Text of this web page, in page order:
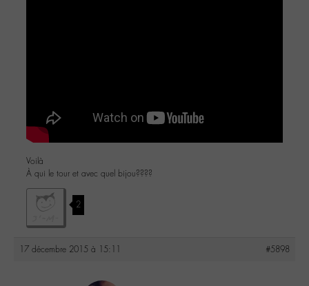
Voilà
À qui le tour et avec quel bijou????
2
17 décembre 2015 à 15:11 #5898